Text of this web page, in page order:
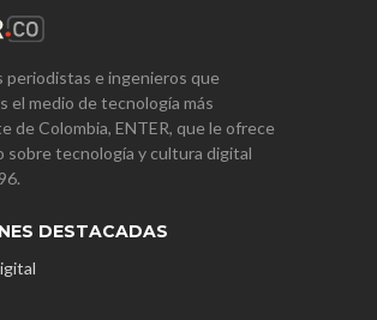
periodistas e ingenieros que
el medio de tecnología más
de Colombia, ENTER, que le ofrece
sobre tecnología y cultura digital
DESTACADAS